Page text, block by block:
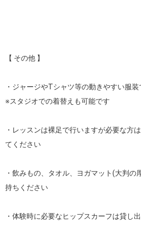
【 その他 】
・ジャージやTシャツ等の動きやすい服
※スタジオでの着替えも可能です
・レッスンは裸足で行いますが必要な方
てください
・飲みもの、タオル、ヨガマット(大判の
持ちください
・体験時に必要なヒップスカーフは貸し